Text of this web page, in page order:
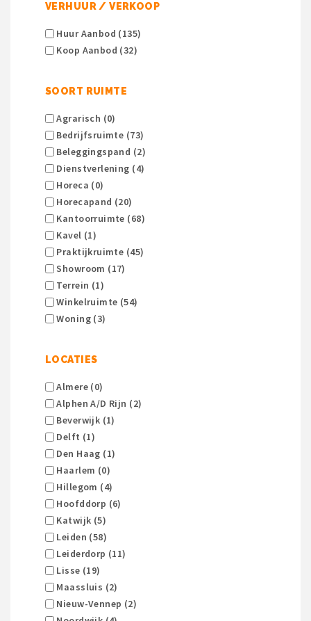
VERHUUR / VERKOOP
Huur Aanbod (135)
Koop Aanbod (32)
SOORT RUIMTE
Agrarisch (0)
Bedrijfsruimte (73)
Beleggingspand (2)
Dienstverlening (4)
Horeca (0)
Horecapand (20)
Kantoorruimte (68)
Kavel (1)
Praktijkruimte (45)
Showroom (17)
Terrein (1)
Winkelruimte (54)
Woning (3)
LOCATIES
Almere (0)
Alphen A/d Rijn (2)
Beverwijk (1)
Delft (1)
Den Haag (1)
Haarlem (0)
Hillegom (4)
Hoofddorp (6)
Katwijk (5)
Leiden (58)
Leiderdorp (11)
Lisse (19)
Maassluis (2)
Nieuw-Vennep (2)